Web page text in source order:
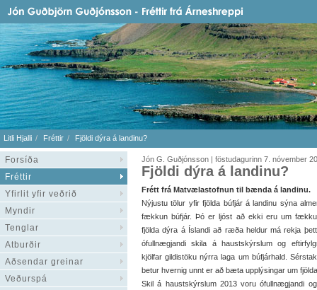
Litli Hjalli Fréttir Fjöldi dýra á landinu?
Forsíða
Fréttir
Yfirlit yfir veðrið
Myndir
Tenglar
Atburðir
Aðsendar greinar
Veðurspá
Jón G. Guðjónsson | föstudagurinn 7. nóvember
Fjöldi dýra á landinu?
Frétt frá Matvælastofnun til bænda á landinu.
Nýjustu tölur yfir fjölda búfjár á landinu sýna
fækkun búfjár. Þó er ljóst að ekki eru um
fjölda dýra á Íslandi að ræða heldur má rekja
ófullnægjandi skila á haustskýrslum og
kjölfar gildistöku nýrra laga um búfjárhald.
betur hvernig unnt er að bæta upplýsingar um
Skil á haustskýrslum 2013 voru ófullnægjandi